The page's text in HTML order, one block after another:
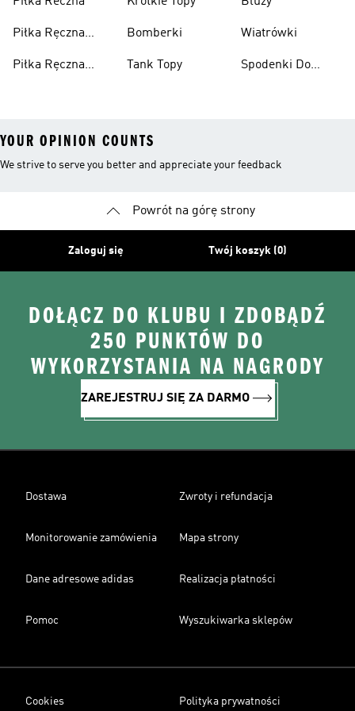
Piłka Ręczna
Piłka Ręczna
Bomberki
Tank Topy
Wiatrówki
Spodenki Do
YOUR OPINION COUNTS
We strive to serve you better and appreciate your feedback
Powrót na górę strony
Zaloguj się Twój koszyk (0)
DOŁĄCZ DO KLUBU I ZDOBĄDŹ
250 PUNKTÓW DO
WYKORZYSTANIA NA NAGRODY
ZAREJESTRUJ SIĘ ZA DARMO
Dostawa Zwroty i refundacja
Monitorowanie zamówienia Mapa strony
Dane adresowe adidas Realizacja płatności
Pomoc Wyszukiwarka sklepów
Cookies Polityka prywatności